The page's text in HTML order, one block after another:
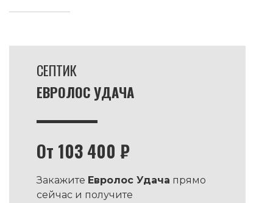
СЕПТИК
ЕВРОЛОС УДАЧА
От 103 400 ₽
Закажите Евролос Удача прямо
сейчас и получите